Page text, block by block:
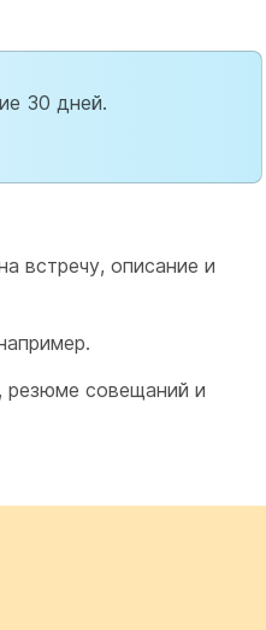
30 дней.
встречу, описание и
резюме совещаний и